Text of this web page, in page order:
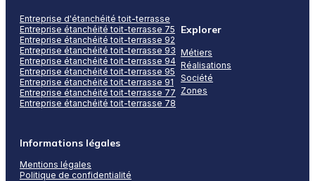
Entreprise d'étanchéité toit-terrasse
Entreprise étanchéité toit-terrasse 75
Entreprise étanchéité toit-terrasse 92
Entreprise étanchéité toit-terrasse 93
Entreprise étanchéité toit-terrasse 94
Entreprise étanchéité toit-terrasse 95
Entreprise étanchéité toit-terrasse 91
Entreprise étanchéité toit-terrasse 77
Entreprise étanchéité toit-terrasse 78
Explorer
Métiers
Réalisations
Société
Zones
Informations légales
Mentions légales
Politique de confidentialité